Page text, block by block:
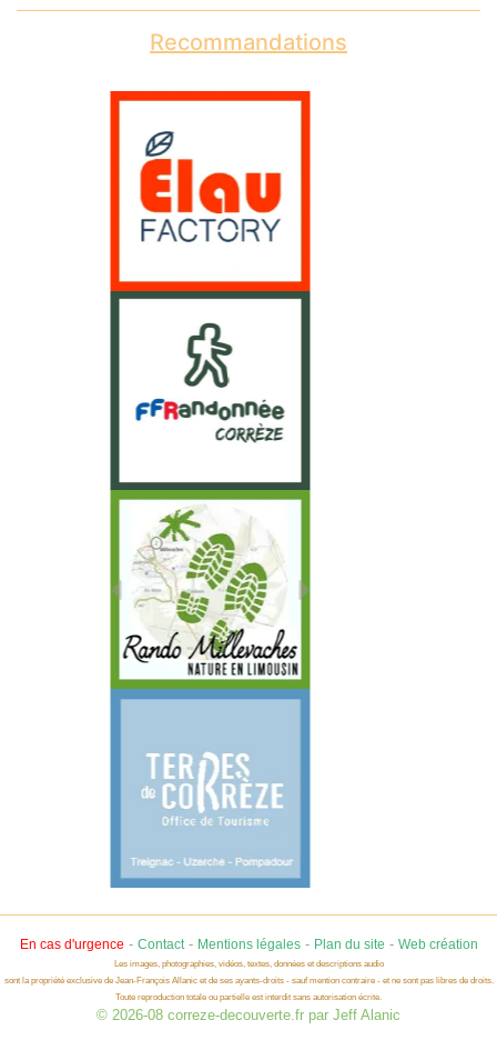
Recommandations
En cas d'urgence - Contact- Mentions légales- Plan du site - Web création
Les images, photographies, vidéos, textes, données et descriptions audio
sont la propriété exclusive de Jean-François Allanic et de ses ayants-droits - sauf mention contraire - et ne sont pas libres de droits.
Toute reproduction totale ou partielle est interdit sans autorisation écrite.
© 2026-08 correze-decouverte.fr par Jeff Alanic